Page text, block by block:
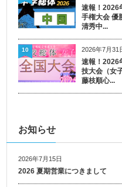
速報！2026
手権大会 優
清秀中...
2026年7月31
速報！2026
技大会（女
藤枝順心...
10
お知らせ
2026年7月15日
2026 夏期営業につきまして